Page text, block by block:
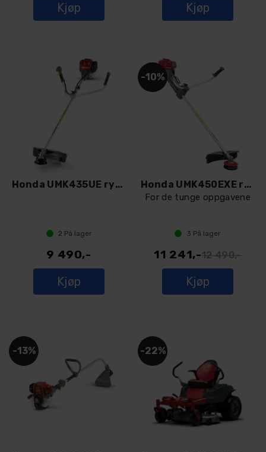
Kjøp Kjøp
Honda UMK435UE ryddesag/gresstrimmer
2 På lager
9 490,-
Kjøp
10%
Honda UMK450EXE ryddesag/gresstrimmer
For de tunge oppgavene
3 På lager
11 241,-12 490,-
Kjøp
13% 22%